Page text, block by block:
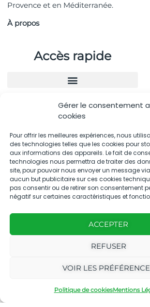
Gérer le consentement
cookies
Pour offrir les meilleures expériences, nous
des technologies telles que les cookies pour
aux informations des appareils. Le fait de
technologies nous permettra de traiter des
site, pour pouvoir nous envoyer un message
aucun but publicitaire sur ces cookies
pas consentir ou de retirer son consentement
négatif sur certaines caractéristiques et
ACCEPTER
REFUSER
VOIR LES
Politique de cookiesMentions
Provence et en Méditerranée.
À propos
Accès rapide
Nous contacter
04.88.08.75.28
contactBT@bleu-tomate.fr
Kit média
Kit média Bleu Tomate
Nous suivre